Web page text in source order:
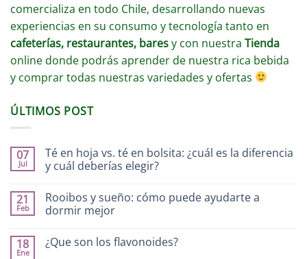
comercializa en todo Chile, desarrollando nuevas
experiencias en su consumo y tecnología tanto en
cafeterías, restaurantes, baresy con nuestra Tienda
online donde podrás aprender de nuestra rica bebida
y comprar todas nuestras variedades y ofertas
ÚLTIMOS POST
07
Jul
Té en hoja vs. té en bolsita: ¿cuál es la diferencia
y cuál deberías elegir?
21
Feb
Rooibos y sueño: cómo puede ayudarte a
dormir mejor
18
Ene
¿Que son los flavonoides?